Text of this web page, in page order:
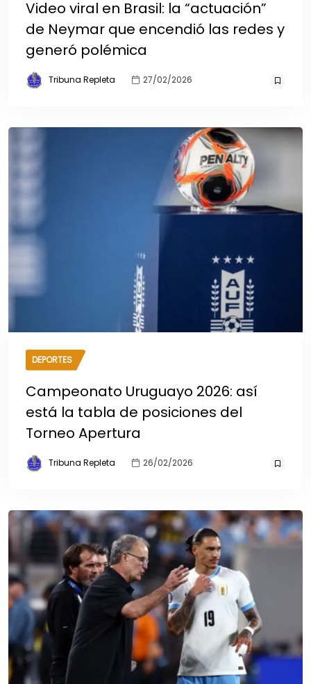
Video viral en Brasil: la “actuación”
de Neymar que encendió las redes y
generó polémica
Tribuna Repleta 27/02/2026
DEPORTES
Campeonato Uruguayo 2026: así
está la tabla de posiciones del
Torneo Apertura
Tribuna Repleta 26/02/2026